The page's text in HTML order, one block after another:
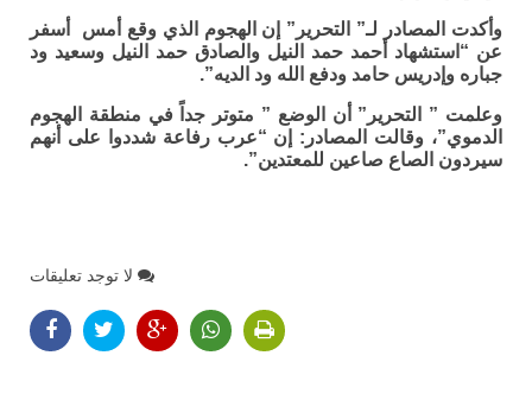
وأكدت المصادر لـ” التحرير” إن الهجوم الذي وقع أمس أسفر
عن “استشهاد أحمد حمد النيل والصادق حمد النيل وسعيد ود
جباره وإدريس حامد ودفع الله ود الديه”.
وعلمت ” التحرير” أن الوضع ” متوتر جداً في منطقة الهجوم
الدموي”، وقالت المصادر: إن “عرب رفاعة شددوا على أنهم
سيردون الصاع صاعين للمعتدين”.
لا توجد تعليقات